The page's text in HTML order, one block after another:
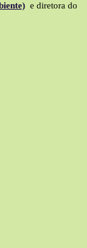
e diretora do